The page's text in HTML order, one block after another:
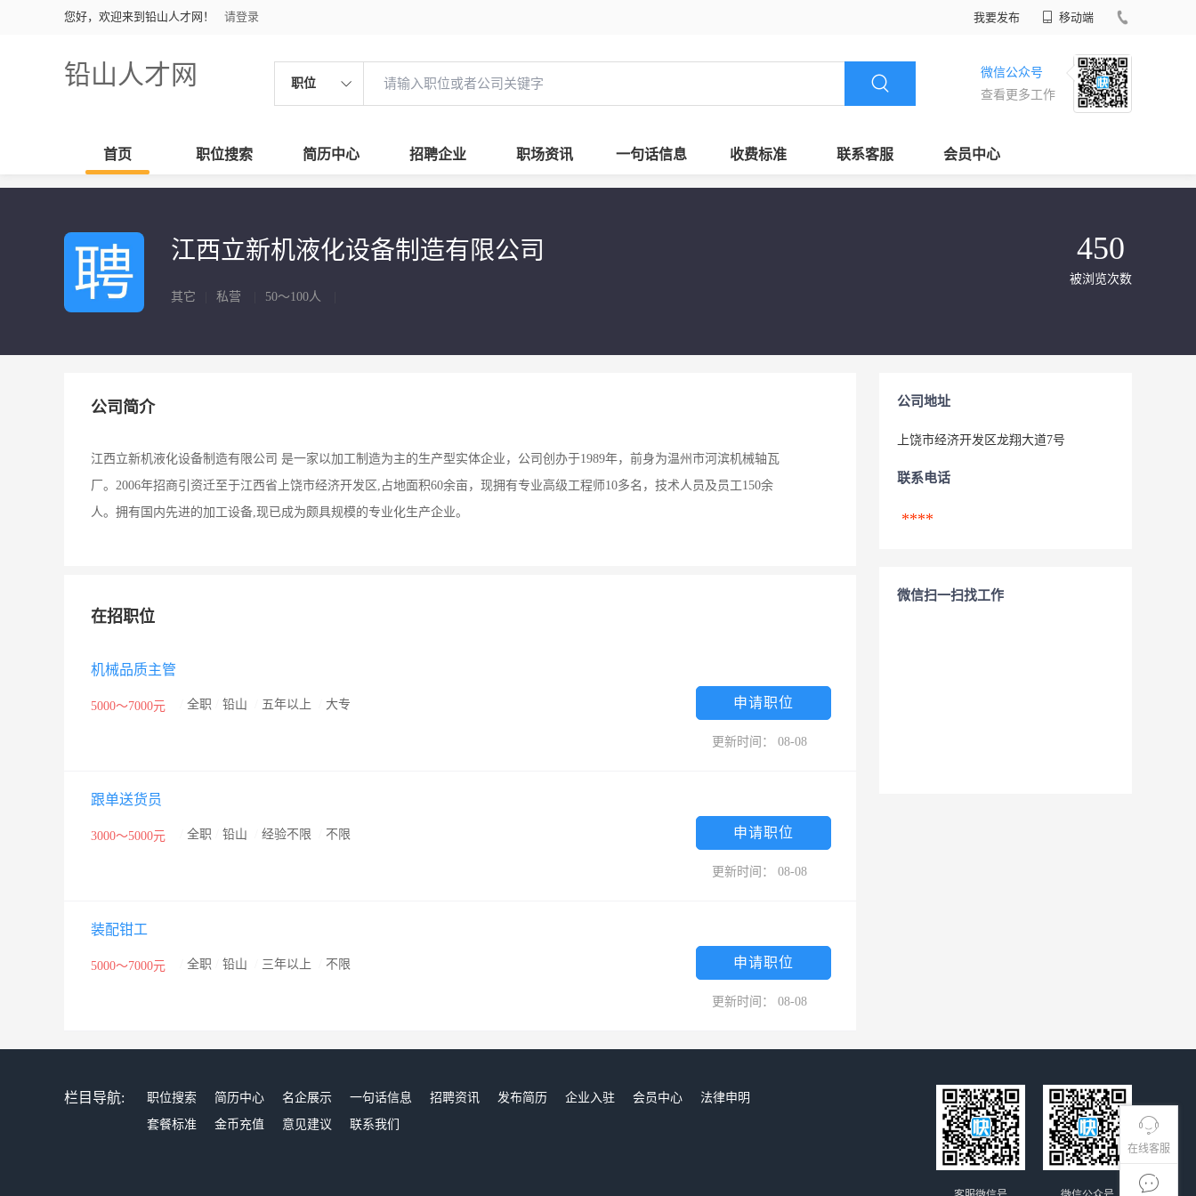
您好，欢迎来到铅山人才网！ 请登录 我要发布 移动端
铅山人才网 职位
微信公众号
查看更多工作
首页 职位搜索 简历中心 招聘企业 职场资讯 一句话信息 收费标准 联系客服 会员中心
在线客服
江西立新机液化设备制造有限公司
其它 私营 50～100人
450
被浏览次数
公司简介
江西立新机液化设备制造有限公司 是一家以加工制造为主的生产型实体企业，公司创办于1989年，前身为温州市河滨机械轴瓦
厂。2006年招商引资迁至于江西省上饶市经济开发区,占地面积60余亩，现拥有专业高级工程师10多名，技术人员及员工150余
人。拥有国内先进的加工设备,现已成为颇具规模的专业化生产企业。
在招职位
机械品质主管
5000～7000元 全职 铅山 五年以上 大专 申请职位
更新时间： 08-08
跟单送货员
3000～5000元 全职 铅山 经验不限 不限 申请职位
更新时间： 08-08
装配钳工
5000～7000元 全职 铅山 三年以上 不限 申请职位
更新时间： 08-08
公司地址
上饶市经济开发区龙翔大道7号
联系电话
****
微信扫一扫找工作
栏目导航: 职位搜索 简历中心 名企展示 一句话信息 招聘资讯 发布简历 企业入驻 会员中心
法律申明
套餐标准
金币充值 意见建议 联系我们